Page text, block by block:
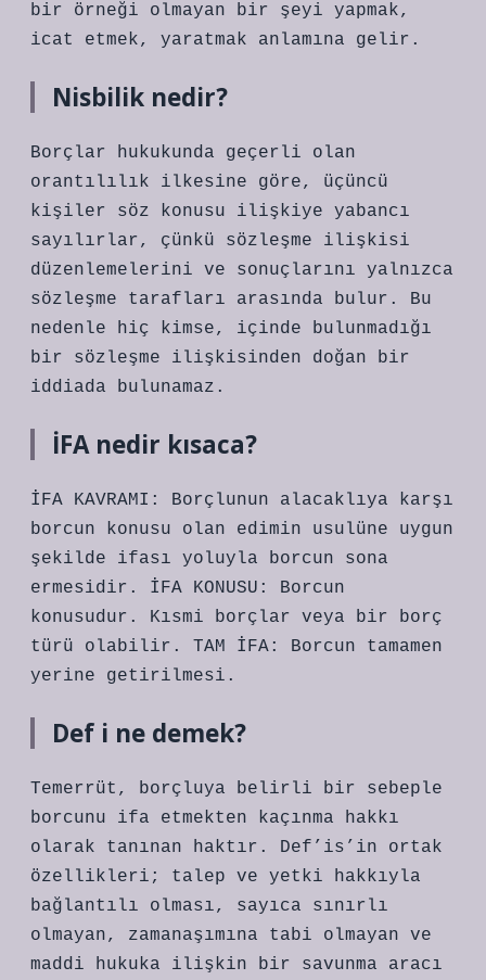
bir örneği olmayan bir şeyi yapmak,
icat etmek, yaratmak anlamına gelir.
Nisbilik nedir?
Borçlar hukukunda geçerli olan
orantılılık ilkesine göre, üçüncü
kişiler söz konusu ilişkiye yabancı
sayılırlar, çünkü sözleşme ilişkisi
düzenlemelerini ve sonuçlarını yalnızca
sözleşme tarafları arasında bulur. Bu
nedenle hiç kimse, içinde bulunmadığı
bir sözleşme ilişkisinden doğan bir
iddiada bulunamaz.
İFA nedir kısaca?
İFA KAVRAMI: Borçlunun alacaklıya karşı
borcun konusu olan edimin usulüne uygun
şekilde ifası yoluyla borcun sona
ermesidir. İFA KONUSU: Borcun
konusudur. Kısmi borçlar veya bir borç
türü olabilir. TAM İFA: Borcun tamamen
yerine getirilmesi.
Def i ne demek?
Temerrüt, borçluya belirli bir sebeple
borcunu ifa etmekten kaçınma hakkı
olarak tanınan haktır. Def’is’in ortak
özellikleri; talep ve yetki hakkıyla
bağlantılı olması, sayıca sınırlı
olmayan, zamanaşımına tabi olmayan ve
maddi hukuka ilişkin bir savunma aracı